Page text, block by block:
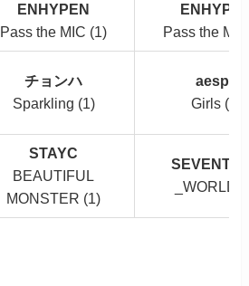
ENHYPEN
Pass the MIC (1)
Pass the
チョンハ
Sparkling (1)
aespa
Girls (1)
STAYC
BEAUTIFUL
MONSTER (1)
_WORLD